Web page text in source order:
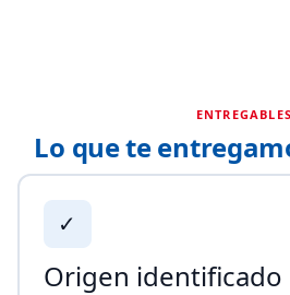
ENTREGABLES
Lo que te
✓
Origen identificado